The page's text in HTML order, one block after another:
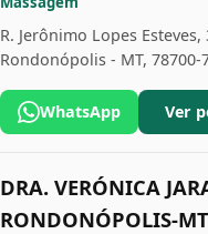
R. Jerônimo Lopes
Rondonópolis - MT, 78700-
WhatsApp Ver
DRA. VERÓNICA
RONDONÓPOLIS-